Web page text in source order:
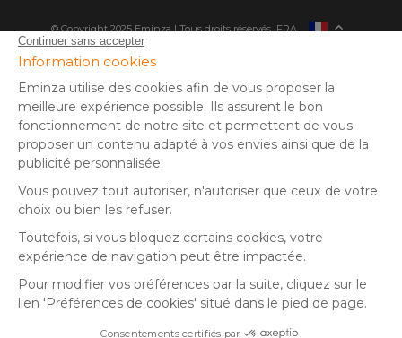
© Copyright 2025 Eminza | Tous droits réservés |
ESPAÑA
DEUTSCHLAND
NEDERLAND
SUISSE
FRA
* Vous disposez de 30 jours (à compter de la réception ou du
retrait de votre colis) pour effectuer un retour de produits et
vous faire rembourser. Hors colis volumineux
** Expédition le jour même pour toute commande passée avant